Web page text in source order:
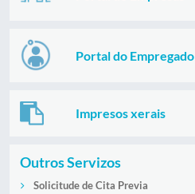
Portal do Empregado
Impresos xerais
Outros Servizos
Solicitude de Cita Previa